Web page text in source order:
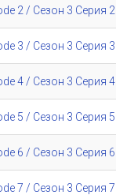
2 / Сезон 3 Серия 2
3 / Сезон 3 Серия 3
4 / Сезон 3 Серия 4
5 / Сезон 3 Серия 5
6 / Сезон 3 Серия 6
7 / Сезон 3 Серия 7